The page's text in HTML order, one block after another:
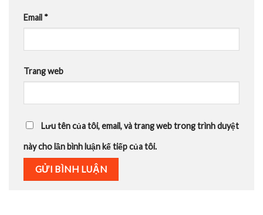
Email *
Trang web
Lưu tên của tôi, email, và trang web trong trình duyệt
này cho lần bình luận kế tiếp của tôi.